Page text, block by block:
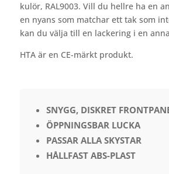
kulör, RAL9003. Vill du hellre ha en
en nyans som matchar ett tak som
kan du välja till en lackering i en
HTA är en CE-märkt produkt.
SNYGG, DISKRET
ÖPPNINGSBAR LUCKA
PASSAR ALLA SKYSTAR
HÅLLFAST ABS-PLAST